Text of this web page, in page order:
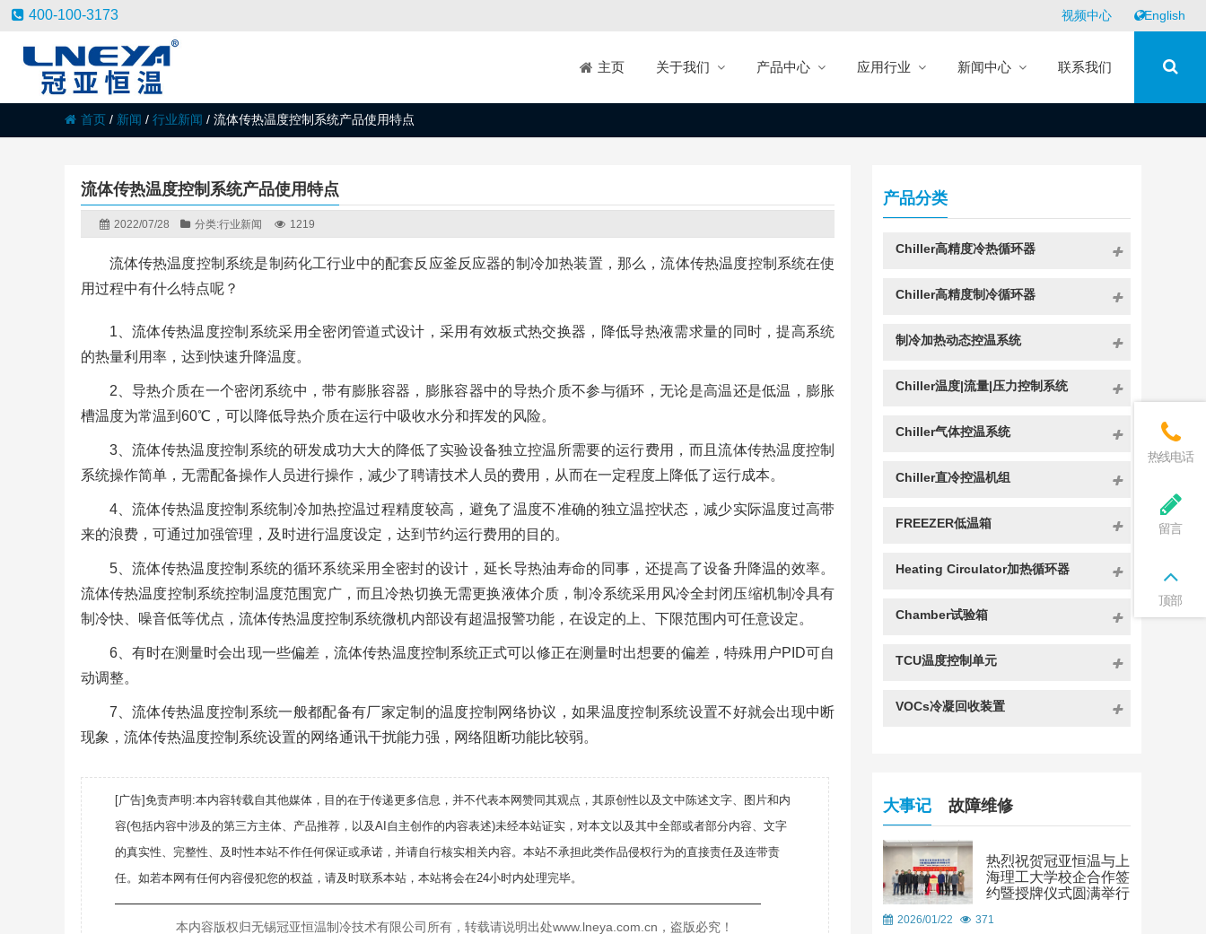
400-100-3173 视频中心 English
主页 关于我们 产品中心 应用行业 新闻中心 联系我们
首页 / 新闻 / 行业新闻 / 流体传热温度控制系统产品使用特点
流体传热温度控制系统产品使用特点
2022/07/28 分类:行业新闻 1219
流体传热温度控制系统是制药化工行业中的配套反应釜反应器的制冷加热装置，那么，流体传热温度控制系统在使
用过程中有什么特点呢？
1、流体传热温度控制系统采用全密闭管道式设计，采用有效板式热交换器，降低导热液需求量的同时，提高系统
的热量利用率，达到快速升降温度。
2、导热介质在一个密闭系统中，带有膨胀容器，膨胀容器中的导热介质不参与循环，无论是高温还是低温，膨胀
槽温度为常温到60℃，可以降低导热介质在运行中吸收水分和挥发的风险。
3、流体传热温度控制系统的研发成功大大的降低了实验设备独立控温所需要的运行费用，而且流体传热温度控制
系统操作简单，无需配备操作人员进行操作，减少了聘请技术人员的费用，从而在一定程度上降低了运行成本。
4、流体传热温度控制系统制冷加热控温过程精度较高，避免了温度不准确的独立温控状态，减少实际温度过高带
来的浪费，可通过加强管理，及时进行温度设定，达到节约运行费用的目的。
5、流体传热温度控制系统的循环系统采用全密封的设计，延长导热油寿命的同事，还提高了设备升降温的效率。
流体传热温度控制系统控制温度范围宽广，而且冷热切换无需更换液体介质，制冷系统采用风冷全封闭压缩机制冷具有
制冷快、噪音低等优点，流体传热温度控制系统微机内部设有超温报警功能，在设定的上、下限范围内可任意设定。
6、有时在测量时会出现一些偏差，流体传热温度控制系统正式可以修正在测量时出想要的偏差，特殊用户PID可自
动调整。
7、流体传热温度控制系统一般都配备有厂家定制的温度控制网络协议，如果温度控制系统设置不好就会出现中断
现象，流体传热温度控制系统设置的网络通讯干扰能力强，网络阻断功能比较弱。
[广告]免责声明:本内容转载自其他媒体，目的在于传递更多信息，并不代表本网赞同其观点，其原创性以及文中陈述文字、图片和内
容(包括内容中涉及的第三方主体、产品推荐，以及AI自主创作的内容表述)未经本站证实，对本文以及其中全部或者部分内容、文字
的真实性、完整性、及时性本站不作任何保证或承诺，并请自行核实相关内容。本站不承担此类作品侵权行为的直接责任及连带责
任。如若本网有任何内容侵犯您的权益，请及时联系本站，本站将会在24小时内处理完毕。
—————————————————————————————————————————————
本内容版权归无锡冠亚恒温制冷技术有限公司所有，转载请说明出处www.lneya.com.cn，盗版必究！
产品分类
Chiller高精度冷热循环器
Chiller高精度制冷循环器
制冷加热动态控温系统
Chiller温度|流量|压力控制系统
Chiller气体控温系统
Chiller直冷控温机组
FREEZER低温箱
Heating Circulator加热循环器
Chamber试验箱
TCU温度控制单元
VOCs冷凝回收装置
大事记 故障维修
热烈祝贺冠亚恒温与上
海理工大学校企合作签
约暨授牌仪式圆满举行
2026/01/22 371
热线电话
留言
顶部